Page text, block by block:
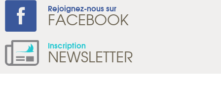
Rejoignez-nous sur
FACEBOOK
Inscription
NEWSLETTER